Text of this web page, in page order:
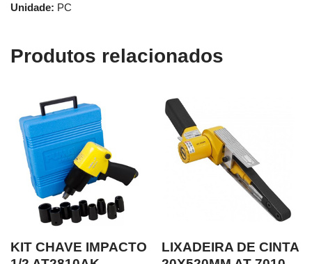
Unidade: PC
Produtos relacionados
KIT CHAVE IMPACTO
LIXADEIRA DE CINTA